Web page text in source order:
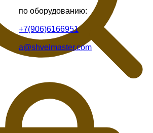
по оборудованию:
+7(906)6166951
a@shveimaster.com